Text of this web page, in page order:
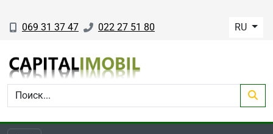
069 31 37 47 022 27 51 80 RU